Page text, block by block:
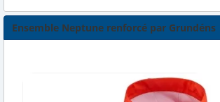
Ensemble Neptune renforcé par Grundéns